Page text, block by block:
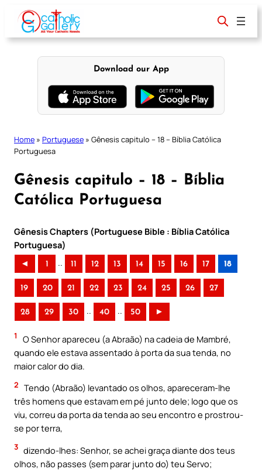
content
Download our App
Home » Portuguese » Gênesis capitulo – 18 – Bíblia Católica
Portuguesa
Gênesis capitulo – 18 – Bíblia
Católica Portuguesa
Gênesis Chapters (Portuguese Bible : Bíblia Católica
Portuguesa)
◄ 1 .. 11 12 13 14 15 16 17 18
19 20 21 22 23 24 25 26 27
28 29 30 .. 40 .. 50 ►
1
O Senhor apareceu (a Abraão) na cadeia de Mambré,
quando ele estava assentado à porta da sua tenda, no
maior calor do dia.
2 Tendo (Abraão) levantado os olhos, apareceram-lhe
três homens que estavam em pé junto dele; logo que os
viu, correu da porta da tenda ao seu encontro e prostrou-
se por terra,
3 dizendo-lhes: Senhor, se achei graça diante dos teus
olhos, não passes (sem parar junto do) teu Servo;